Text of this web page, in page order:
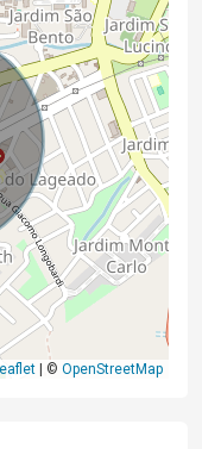
© OpenStreetMap